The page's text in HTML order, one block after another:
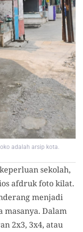
adalah arsip kota.
sekolah,
afdruk foto kilat.
menjadi
masanya. Dalam
2x3, 3x4, atau